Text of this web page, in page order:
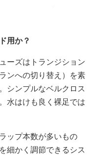
用か？
ーズはトランジション
ンへの切り替え）を素
シンプルなベルクロス
水はけも良く裸足では
ップ本数が多いもの
細かく調節できるシス